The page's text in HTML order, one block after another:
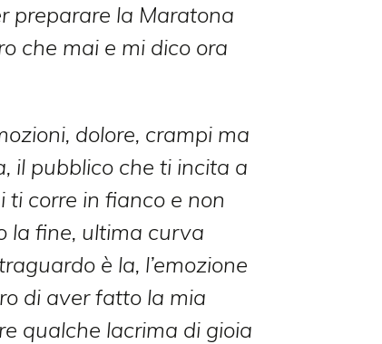
preparare la Maratona
che mai e mi dico ora
dolore, crampi ma
il pubblico che ti incita a
ti corre in fianco e non
la fine, ultima curva
è la, l’emozione
di aver fatto la mia
qualche lacrima di gioia